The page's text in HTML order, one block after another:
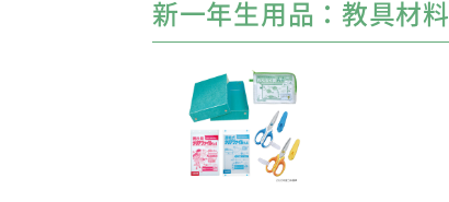
新一年生用品：教具材料